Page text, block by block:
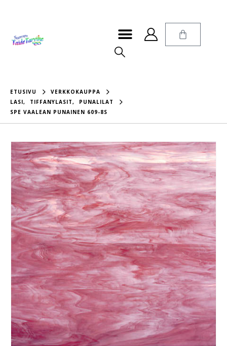
ETUSIVU
VERKKOKAUPPA
LASI, TIFFANYLASIT,
PUNALILAT
SPE VAALEAN PUNAINEN 609-8S